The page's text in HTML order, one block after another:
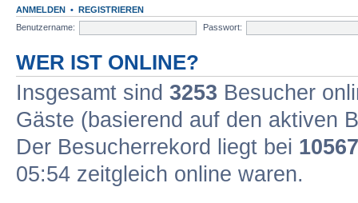
ANMELDEN • REGISTRIEREN
Benutzername:
Passwort:
WER IST ONLINE?
Insgesamt sind 3253 Besucher
Gäste (basierend auf den aktiven
Der Besucherrekord liegt bei 10567
05:54 zeitgleich online waren.